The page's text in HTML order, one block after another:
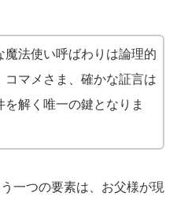
魔法使い呼ばわりは論理的
コマメさま、確かな証言は
解く唯一の鍵となりま
一つの要素は、お父様が現